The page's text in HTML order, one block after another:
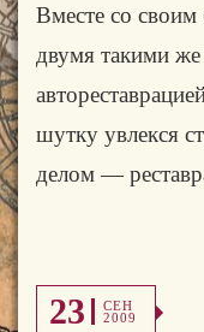
Вместе со
двумя такими
шутку увлекся
делом —
23
СЕН
2009